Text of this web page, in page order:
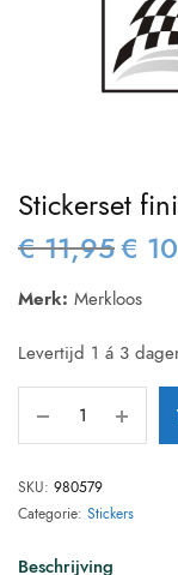
Stickerset
€11,95
€ 11,95.
€
Merk: Merkloos
Levertijd 1 á 3
SKU: 980579
Categorie: Stickers
Beschrijving